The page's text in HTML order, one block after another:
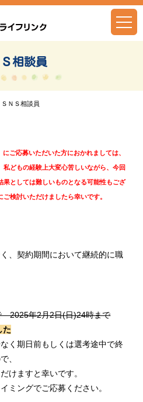
相談員
ＮＳ相談員
ご応募いただいた方におかれましては、
私どもの経験上大変心苦しいながら、今回
果としては難しいものとなる可能性もござ
検討いただけましたら幸いです。
契約期間において継続的に職
2025年2月2日(日)24時まで
た
く期日前もしくは選考途中で終
、
けますと幸いです。
ミングでご応募ください。